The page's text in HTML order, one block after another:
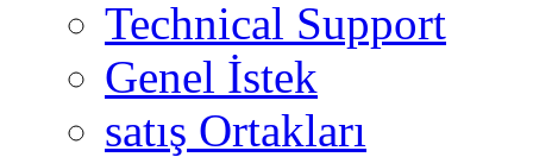
Technical Support
Genel İstek
satış Ortakları